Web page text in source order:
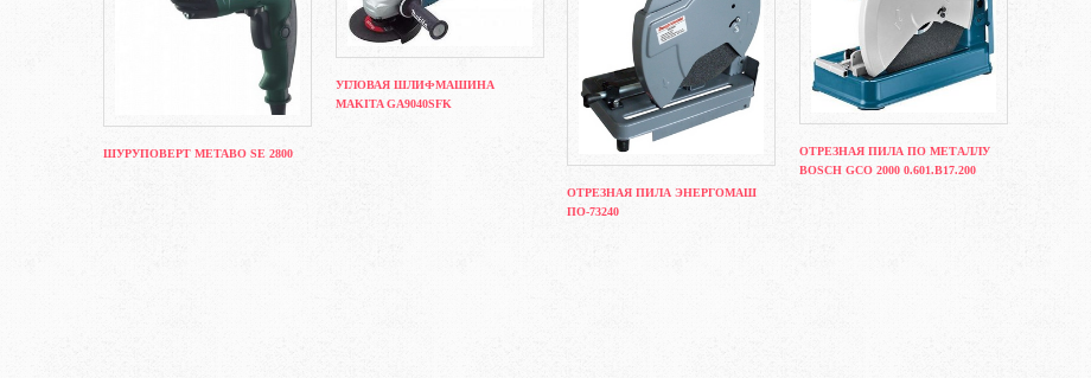
ШУРУПОВЕРТ METABO SE 2800
УГЛОВАЯ ШЛИФМАШИНА
MAKITA GA9040SFK
ОТРЕЗНАЯ ПИЛА ЭНЕРГОМАШ
ПО-73240
ОТРЕЗНАЯ ПИЛА ПО МЕТАЛЛУ
BOSCH GCO 2000 0.601.B17.200